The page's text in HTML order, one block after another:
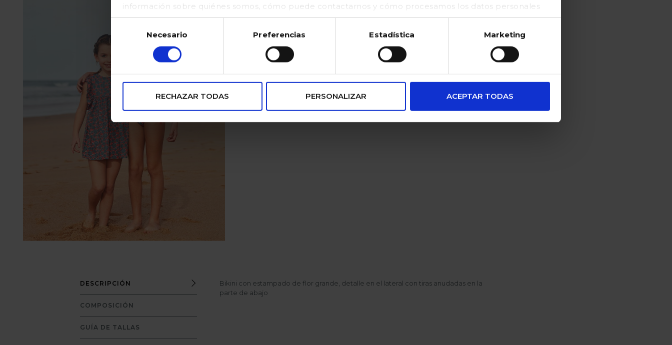
información sobre quiénes somos, cómo puede contactarnos y cómo procesamos los datos personales
en nuestraPolítica de cookies (https://www.gocco.es/cookies-policy.html)
de
consentimiento
Necesario Preferencias Estadística Marketing
RECHAZAR TODAS PERSONALIZAR ACEPTAR TODAS
DESCRIPCIÓN
COMPOSICIÓN
GUÍA DE TALLAS
Bikini con estampado de flor grande, detalle en el lateral con tiras anudadas en la
parte de abajo